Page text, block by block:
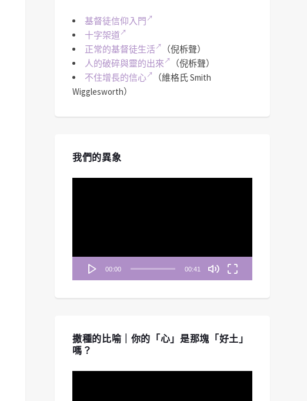
基督徒信仰入門
十字架道
正常的基督徒生活
（倪柝聲）
人的破碎與靈的出來
（倪柝聲）
不住增長的信心
（維格氏 Smith
Wigglesworth）
我們的異象
00:00 00:41
撒種的比喻｜你的「心」是那塊「好土」
嗎？